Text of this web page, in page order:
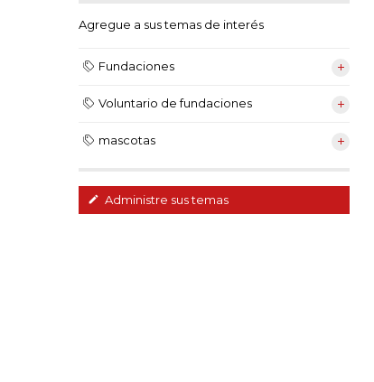
Agregue a sus temas de interés
Fundaciones
Voluntario de fundaciones
mascotas
Administre sus temas